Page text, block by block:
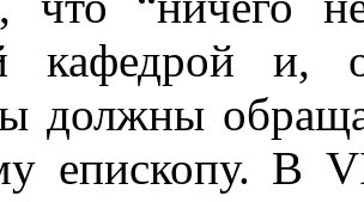
кафедрой и,
должны
епископу. В